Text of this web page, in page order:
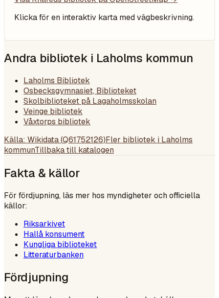
Klicka för en interaktiv karta med vägbeskrivning.
Andra bibliotek i Laholms kommun
Laholms Bibliotek
Osbecksgymnasiet, Biblioteket
Skolbiblioteket på Lagaholmsskolan
Veinge bibliotek
Våxtorps bibliotek
Källa: Wikidata (Q61752126)Fler bibliotek i Laholms
kommunTillbaka till katalogen
Fakta & källor
För fördjupning, läs mer hos myndigheter och officiella
källor:
Riksarkivet
Hallå konsument
Kungliga biblioteket
Litteraturbanken
Fördjupning